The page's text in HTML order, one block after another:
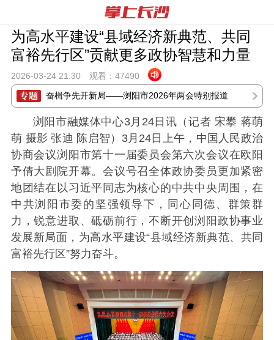
为高水平建设“县域经济新典范、共同
富裕先行区”贡献更多政协智慧和力量
2026-03-24 21:30 观看： 47490
奋楫争先开新局——浏阳市2026年两会特别报道
浏阳市融媒体中心3月24日讯（记者 宋攀 蒋萌
萌 摄影 张迪 陈启智）3月24日上午，中国人民政治
协商会议浏阳市第十一届委员会第六次会议在欧阳
予倩大剧院开幕。会议号召全体政协委员更加紧密
地团结在以习近平同志为核心的中共中央周围，在
中共浏阳市委的坚强领导下，同心同德、群策群
力，锐意进取、砥砺前行，不断开创浏阳政协事业
发展新局面，为高水平建设“县域经济新典范、共同
富裕先行区”努力奋斗。